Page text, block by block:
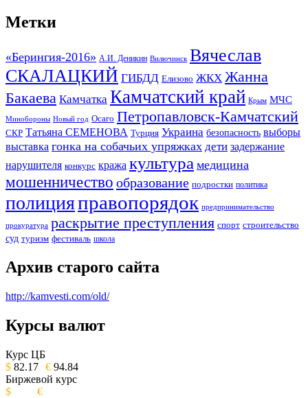
Метки
«Берингия-2016» А.И. Деникин Вилючинск Вячеслав
СКАЛАЦКИЙ ГИБДД Елизово ЖКХ Жанна
Бакаева Камчатка Камчатский край Крым МЧС
Минобороны Новый год Осаго Петропавловск-Камчатский
СКР Татьяна СЕМЕНОВА Турция Украина безопасность выборы
выставка гонка на собачьих упряжках дети задержание
нарушителя конкурс кража культура медицина
мошенничество образование подростки политика
полицияправопорядок предпринимательство
прокуратура раскрытие преступления спорт строительство
суд туризм фестиваль школа
Архив старого сайта
http://kamvesti.com/old/
ОБЩЕСТВЕННО-ПОЛИТИЧЕСКОЕ
ИЗДАНИЕ КАМЧАТСКОГО КРАЯ.
Курсы валют
Курс ЦБ
$ 82.17 € 94.84
Биржевой курс
$
€